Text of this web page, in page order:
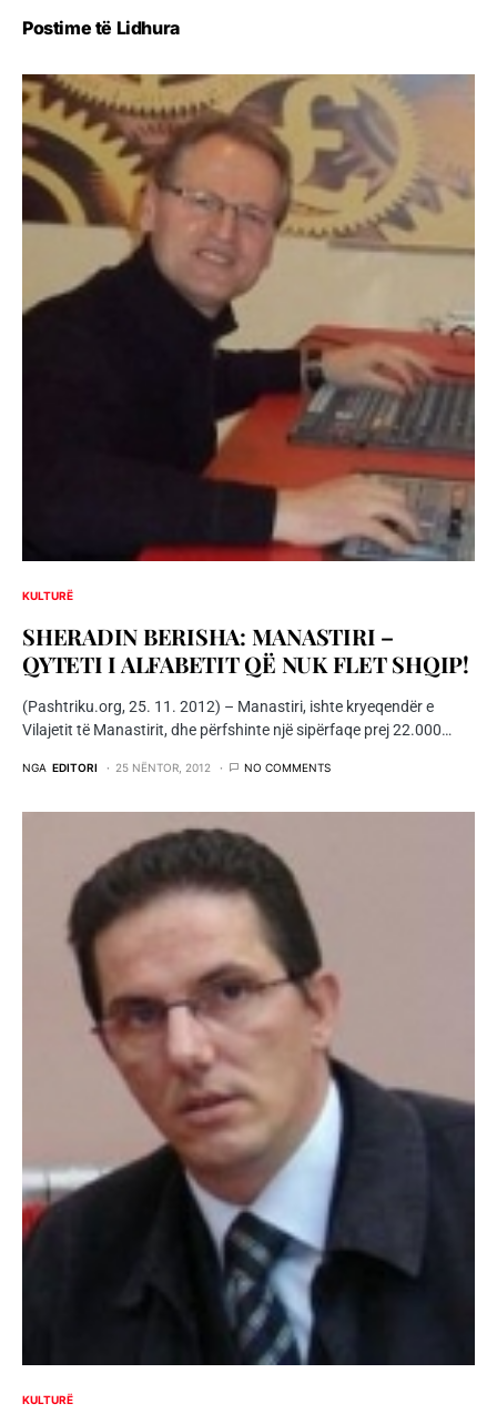
Postime të Lidhura
KULTURË
SHERADIN BERISHA: MANASTIRI –
QYTETI I ALFABETIT QË NUK FLET SHQIP!
(Pashtriku.org, 25. 11. 2012) – Manastiri, ishte kryeqendër e
Vilajetit të Manastirit, dhe përfshinte një sipërfaqe prej 22.000…
NGA EDITORI 25 NËNTOR, 2012 NO COMMENTS
KULTURË